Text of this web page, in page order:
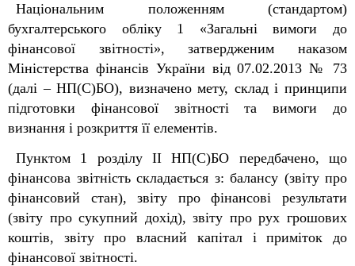
Національним положенням (стандартом)
бухгалтерського обліку 1 «Загальні вимоги до
фінансової звітності», затвердженим наказом
Міністерства фінансів України від 07.02.2013 № 73
(далі – НП(С)БО), визначено мету, склад і принципи
підготовки фінансової звітності та вимоги до
визнання і розкриття її елементів.
Пунктом 1 розділу ІІ НП(С)БО передбачено, що
фінансова звітність складається з: балансу (звіту про
фінансовий стан), звіту про фінансові результати
(звіту про сукупний дохід), звіту про рух грошових
коштів, звіту про власний капітал і приміток до
фінансової звітності.